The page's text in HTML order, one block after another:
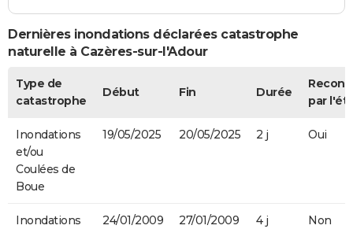
Dernières inondations déclarées catastrophe
naturelle à Cazères-sur-l'Adour
Type de
catastrophe
Début Fin Durée
par
Inondations
et/ou
Coulées de
Boue
19/05/2025 20/05/2025 2 j Oui
Inondations
24/01/2009 27/01/2009 4 j Non